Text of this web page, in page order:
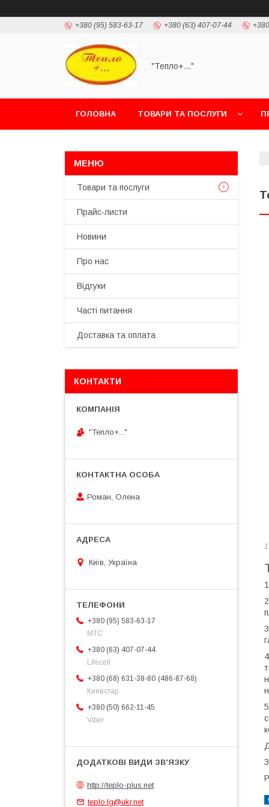
+380 (95) 583-63-17 +380 (63) 407-07-44
"Тепло+..."
ГОЛОВНА ТОВАРИ ТА ПОСЛУГИ
Товари та послуги
Прайс-листи
Новини
Про нас
Відгуки
Часті питання
Доставка та оплата
КОНТАКТИ
"Тепло+..."
Роман, Олена
Київ, Україна
+380 (95) 583-63-17
МТС
+380 (63) 407-07-44
Lifecell
+380 (68) 631-38-80 486-87-68
Киевстар
+380 (50) 662-11-45
Viber
http://teplo-plus.net
teplo.lg@ukr.net